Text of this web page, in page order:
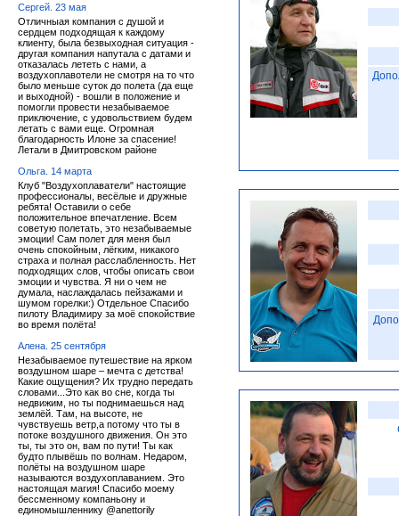
Сергей. 23 мая
Отличныая компания с душой и
сердцем подходящая к каждому
клиенту, была безвыходная ситуация -
другая компания напутала с датами и
отказалась лететь с нами, а
воздухоплавотели не смотря на то что
было меньше суток до полета (да еще
и выходной) - вошли в положение и
помогли провести незабываемое
приключение, с удовольствием будем
летать с вами еще. Огромная
благодарность Илоне за спасение!
Летали в Дмитровском районе
Ольга. 14 марта
Клуб "Воздухоплаватели" настоящие
профессионалы, весёлые и дружные
ребята! Оставили о себе
положительное впечатление. Всем
советую полетать, это незабываемые
эмоции! Сам полет для меня был
очень спокойным, лёгким, никакого
страха и полная расслабленность. Нет
подходящих слов, чтобы описать свои
эмоции и чувства. Я ни о чем не
думала, наслаждалась пейзажами и
шумом горелки:) Отдельное Спасибо
пилоту Владимиру за моё спокойствие
во время полёта!
Алена. 25 сентября
Незабываемое путешествие на ярком
воздушном шаре – мечта с детства!
Какие ощущения? Их трудно передать
словами...Это как во сне, когда ты
недвижим, но ты поднимаешься над
землёй. Там, на высоте, не
чувствуешь ветр,а потому что ты в
потоке воздушного движения. Он это
ты, ты это он, вам по пути! Ты как
будто плывёшь по волнам. Недаром,
полёты на воздушном шаре
называются воздухоплаванием. Это
настоящая магия! Спасибо моему
бессменному компаньону и
единомышленнику @anettorily